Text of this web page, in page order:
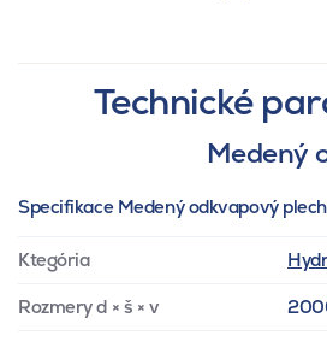
Technické
Medený
Specifikace Medený odkvapový plech
Ktegória
Rozmery d × š × v